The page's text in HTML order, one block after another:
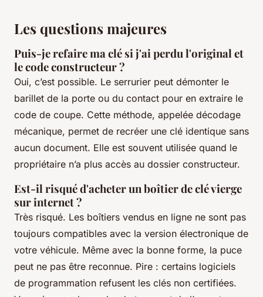
Les questions majeures
Puis-je refaire ma clé si j'ai perdu l'original et
le code constructeur ?
Oui, c’est possible. Le serrurier peut démonter le
barillet de la porte ou du contact pour en extraire le
code de coupe. Cette méthode, appelée décodage
mécanique, permet de recréer une clé identique sans
aucun document. Elle est souvent utilisée quand le
propriétaire n’a plus accès au dossier constructeur.
Est-il risqué d'acheter un boîtier de clé vierge
sur internet ?
Très risqué. Les boîtiers vendus en ligne ne sont pas
toujours compatibles avec la version électronique de
votre véhicule. Même avec la bonne forme, la puce
peut ne pas être reconnue. Pire : certains logiciels
de programmation refusent les clés non certifiées.